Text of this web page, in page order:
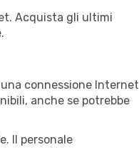
Acquista gli ultimi
connessione Internet
anche se potrebbe
Il personale